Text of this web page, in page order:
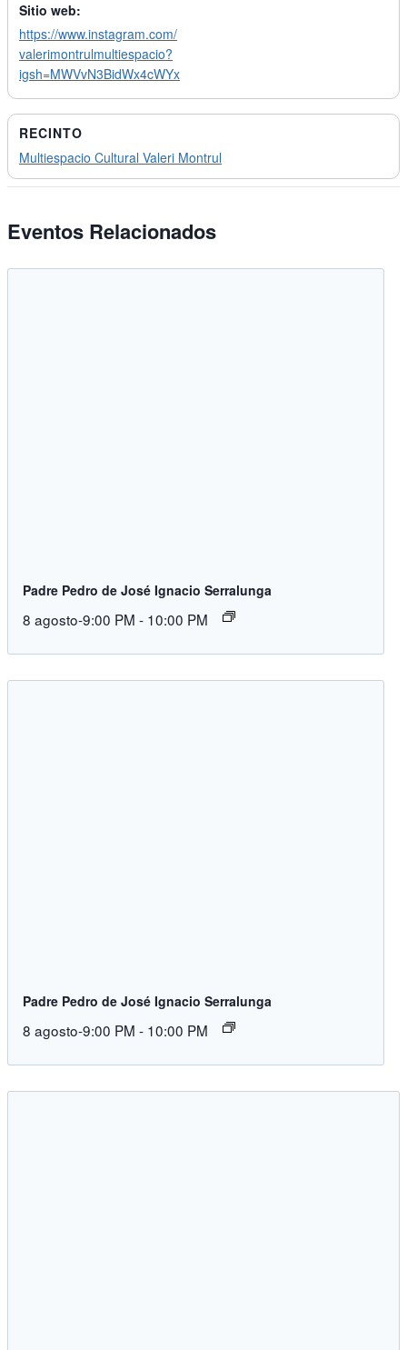
Sitio web:
https://www.instagram.com/
valerimontrulmultiespacio?
igsh=MWVvN3BidWx4cWYx
RECINTO
Multiespacio Cultural Valeri Montrul
Eventos Relacionados
Padre Pedro de José Ignacio Serralunga
8 agosto-9:00 PM - 10:00 PM
Padre Pedro de José Ignacio Serralunga
8 agosto-9:00 PM - 10:00 PM